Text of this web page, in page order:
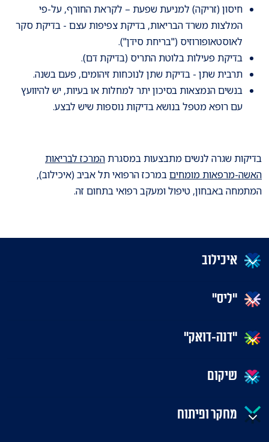
חיסון (זריקה) למניעת שפעת – לקראת החורף, על-פי
המלצות משרד הבריאות, בדיקת צפיפות עצם - בדיקת סקר
לאוסטאופורוזיס ("בריחת סידן").
בדיקת פעילות בלוטת התריס (בדיקת דם).
תרבית שתן - בדיקת שתן לנוכחות זיהומים, פעם בשנה.
בנשים הנמצאות בסיכון יתר למחלות או בעיות, יש להיוועץ
עם רופא מטפל בנושא בדיקות נוספות שיש לבצע.
בדיקות שגרה לנשים מתבצעות במסגרתהמרכז לבריאות
האשה-מרפאות מומחיםבמרכז הרפואי תל אביב (איכילוב),
המתמחה באבחון, טיפול ומעקב רפואי בתחום זה.
איכילוב
"ליס"
"דנה-דואק"
שיקום
מחקר ופיתוח